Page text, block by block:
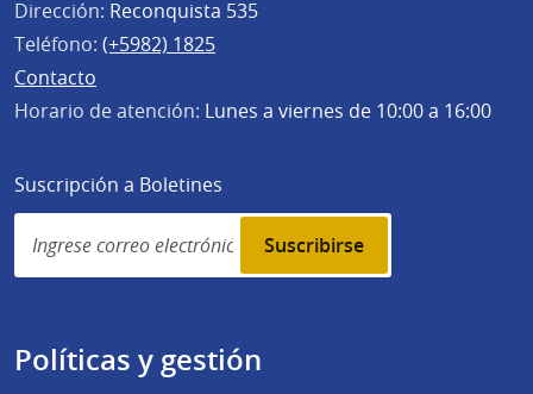
Dirección: Reconquista 535
Teléfono: (+5982) 1825
Contacto
Horario de atención: Lunes a viernes de 10:00 a 16:00
Suscripción a Boletines
Simplenews
subscription
Políticas y gestión